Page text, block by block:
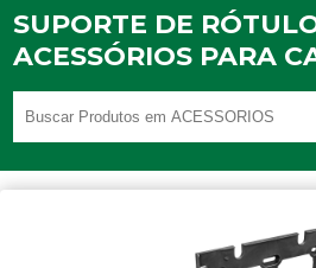
SUPORTE DE
ACESSÓRIOS PARA